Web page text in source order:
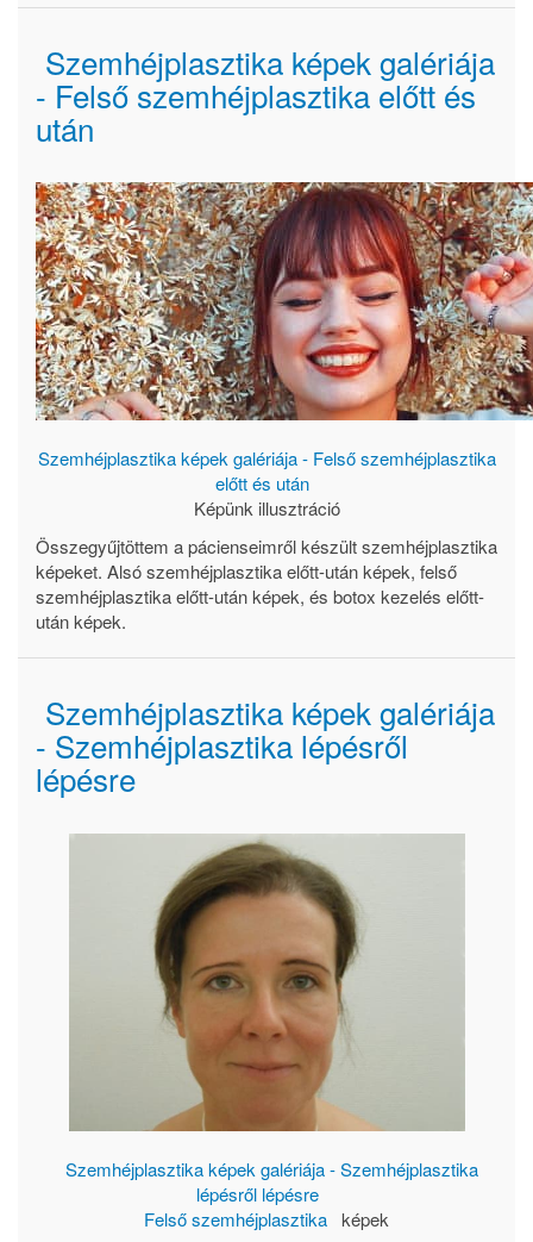
Szemhéjplasztika képek galériája
- Felső szemhéjplasztika előtt és
után
Szemhéjplasztika képek galériája - Felső szemhéjplasztika
előtt és után
Képünk illusztráció
Összegyűjtöttem a pácienseimről készült szemhéjplasztika
képeket. Alsó szemhéjplasztika előtt-után képek, felső
szemhéjplasztika előtt-után képek, és botox kezelés előtt-
után képek.
Szemhéjplasztika képek galériája
- Szemhéjplasztika lépésről
lépésre
Szemhéjplasztika képek galériája - Szemhéjplasztika
lépésről lépésre
Felső szemhéjplasztika képek